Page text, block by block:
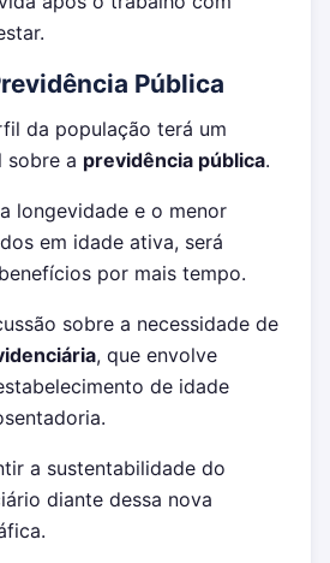
Pública
da população terá um
sobre a previdência pública.
longevidade e o menor
em idade ativa, será
por mais tempo.
sobre a necessidade de
, que envolve
de idade
a sustentabilidade do
diante dessa nova